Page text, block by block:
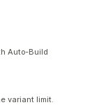
Auto-Build
variant limit.